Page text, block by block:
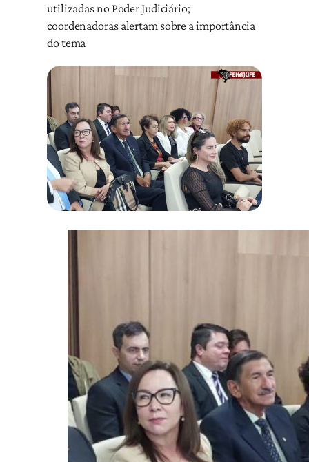
utilizadas no Poder Judiciário;
coordenadoras alertam sobre a importância
do tema